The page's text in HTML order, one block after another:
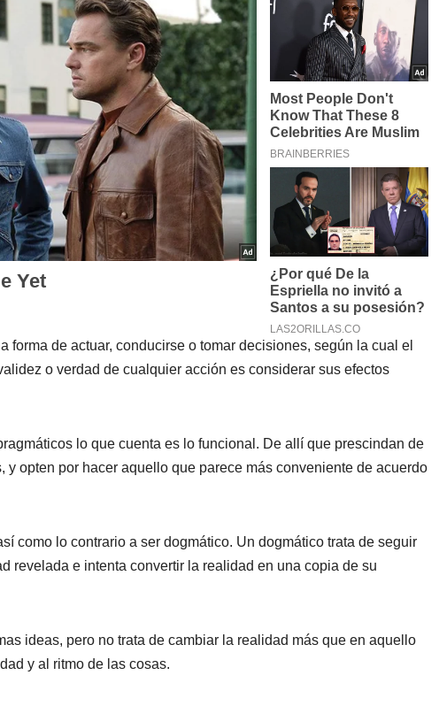
forma de actuar, conducirse o tomar decisiones, según la cual el
o verdad de cualquier acción es considerar sus efectos
lo que cuenta es lo funcional. De allí que prescindan de
y opten por hacer aquello que parece más conveniente de acuerdo
como lo contrario a ser dogmático. Un dogmático trata de seguir
revelada e intenta convertir la realidad en una copia de su
ideas, pero no trata de cambiar la realidad más que en aquello
y al ritmo de las cosas.